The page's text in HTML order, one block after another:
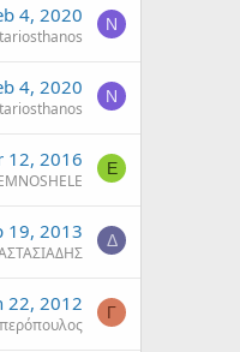
4, 2020 N
4, 2020 N
12, 2016 E
19, 2013 Δ
22, 2012 Γ